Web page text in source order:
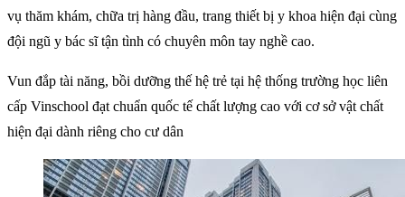
vụ thăm khám, chữa trị hàng đầu, trang thiết bị y khoa hiện đại cùng
đội ngũ y bác sĩ tận tình có chuyên môn tay nghề cao.
Vun đắp tài năng, bồi dưỡng thế hệ trẻ tại hệ thống trường học liên
cấp Vinschool đạt chuẩn quốc tế chất lượng cao với cơ sở vật chất
hiện đại dành riêng cho cư dân